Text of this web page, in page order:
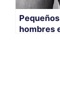
hombres